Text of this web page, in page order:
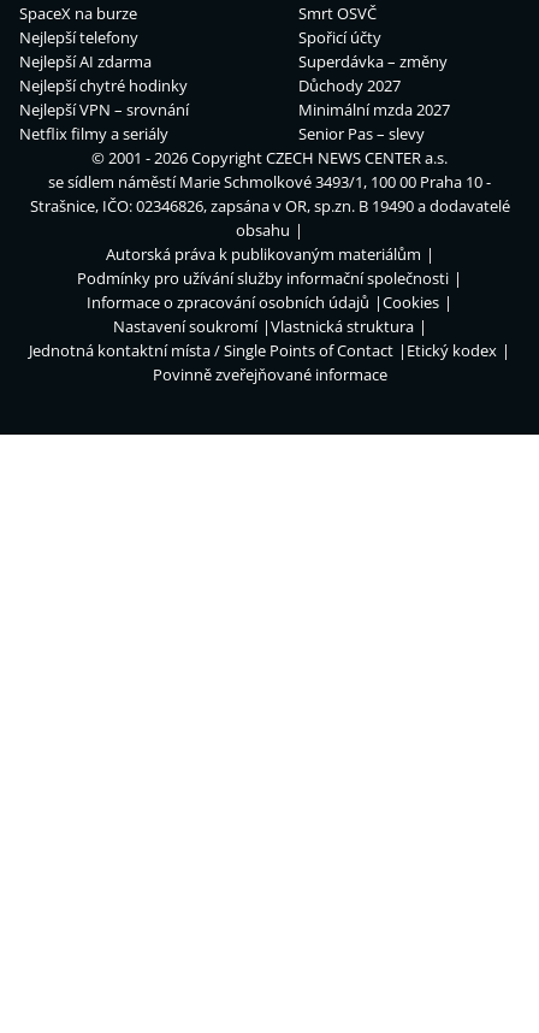
SpaceX na burze
Nejlepší telefony
Nejlepší AI zdarma
Nejlepší chytré hodinky
Nejlepší VPN – srovnání
Netflix filmy a seriály
Smrt OSVČ
Spořicí účty
Superdávka – změny
Důchody 2027
Minimální mzda 2027
Senior Pas – slevy
© 2001 - 2026 CopyrightCZECH NEWS CENTER a.s.
se sídlem náměstí Marie Schmolkové 3493/1, 100 00 Praha 10 -
Strašnice, IČO: 02346826, zapsána v OR, sp.zn. B 19490 a dodavatelé
obsahu
Autorská práva k publikovaným materiálům
Podmínky pro užívání služby informační společnosti
Informace o zpracování osobních údajů
Cookies
Nastavení soukromí
Vlastnická struktura
Jednotná kontaktní místa / Single Points of Contact
Etický kodex
Povinně zveřejňované informace